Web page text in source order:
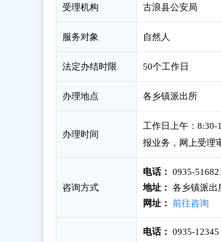
受理机构 古浪县公安局
服务对象 自然人
法定办结时限 50个工作日
办理地点 各乡镇派出所
办理时间
工作日上午：
报业务，网上受理
咨询方式
电话：
0935-
地址：
各乡镇派出
网址：
前往咨询
电话：
0935-12345